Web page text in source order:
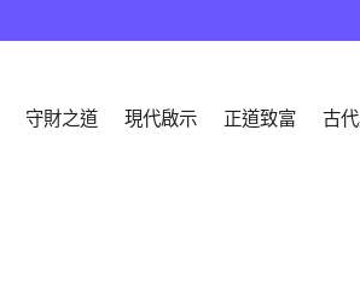
守財之道 現代啟示 正道致富 古